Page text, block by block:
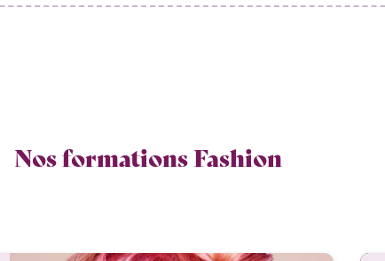
Nos formations Fashion